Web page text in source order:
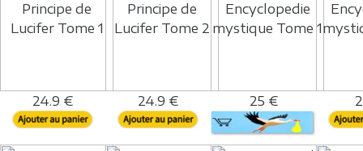
24.9 € 24.9 € 25 €